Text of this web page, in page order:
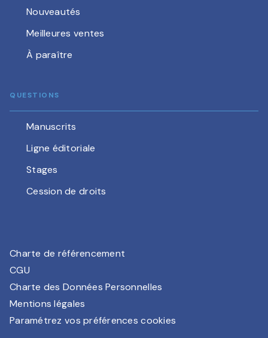
Nouveautés
Meilleures ventes
À paraître
QUESTIONS
Manuscrits
Ligne éditoriale
Stages
Cession de droits
Charte de référencement
CGU
Charte des Données Personnelles
Mentions légales
Paramétrez vos préférences cookies